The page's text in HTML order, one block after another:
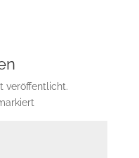
veröffentlicht.